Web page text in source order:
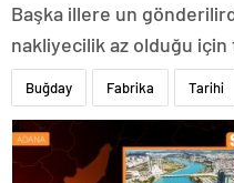
Başka illere un
nakliyecilik az olduğu
Buğday Fabrika Tarihi